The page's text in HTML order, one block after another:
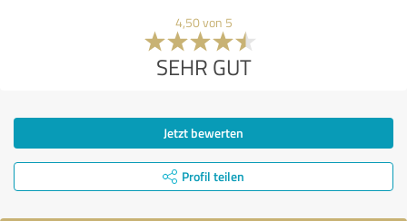
4,50 von 5
SEHR GUT
Jetzt bewerten
Profil teilen